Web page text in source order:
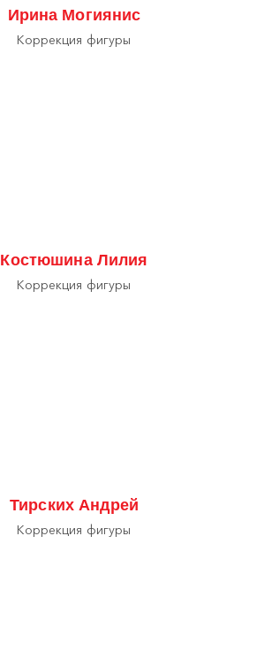
Ирина Могиянис
Коррекция фигуры
Костюшина Лилия
Коррекция фигуры
Тирских Андрей
Коррекция фигуры